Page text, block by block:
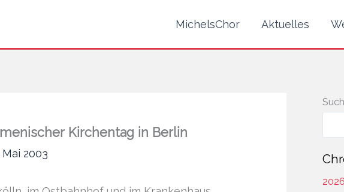
MichelsChor Aktuelles
Kirchentag in Berlin
Mai 2003
2026